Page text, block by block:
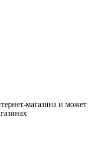
магазина и может